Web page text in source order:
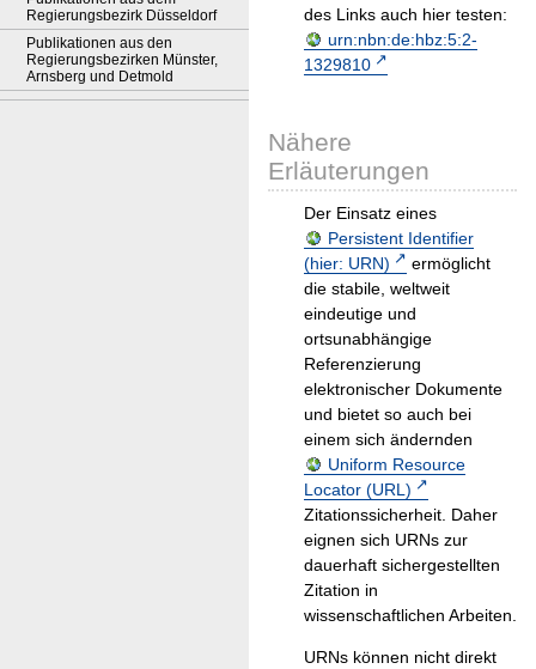
Regierungsbezirk Düsseldorf
Publikationen aus den
Regierungsbezirken Münster,
Arnsberg und Detmold
des Links auch hier testen:
urn:nbn:de:hbz:5:2-
1329810
Nähere
Erläuterungen
Der Einsatz eines
Persistent Identifier
(hier: URN)
ermöglicht
die stabile, weltweit
eindeutige und
ortsunabhängige
Referenzierung
elektronischer Dokumente
und bietet so auch bei
einem sich ändernden
Uniform Resource
Locator (URL)
Zitationssicherheit. Daher
eignen sich URNs zur
dauerhaft sichergestellten
Zitation in
wissenschaftlichen Arbeiten.
URNs können nicht direkt